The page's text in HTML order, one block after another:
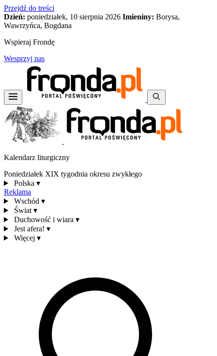
Przejdź do treści
Dzień: poniedziałek, 10 sierpnia 2026 Imieniny: Borysa,
Wawrzyńca, Bogdana
Wspieraj Frondę
Wesprzyj nas
Kalendarz liturgiczny
Poniedziałek XIX tygodnia okresu zwykłego
Polska ▾
Reklama
Wschód ▾
Świat ▾
Duchowość i wiara ▾
Jest afera! ▾
Więcej ▾